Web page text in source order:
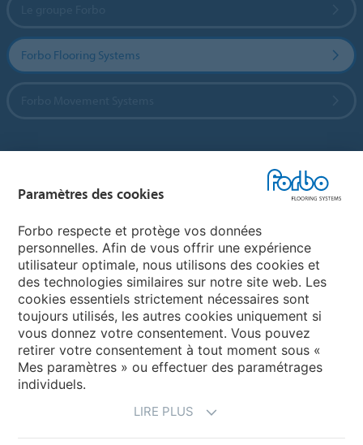
Forbo Flooring Systems
My Forbo
LEXIQUE
PLAN DU SITE
Paramètres des cookies
Forbo respecte et protège vos données
personnelles. Afin de vous offrir une expérience
utilisateur optimale, nous utilisons des cookies et
des technologies similaires sur notre site web. Les
cookies essentiels strictement nécessaires sont
toujours utilisés, les autres cookies uniquement si
vous donnez votre consentement. Vous pouvez
retirer votre consentement à tout moment sous «
Mes paramètres » ou effectuer des paramétrages
individuels.
LIRE PLUS